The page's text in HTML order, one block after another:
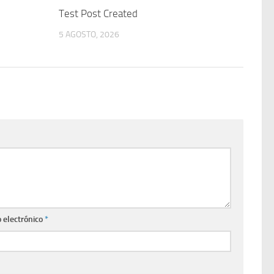
Test Post Created
5 AGOSTO, 2026
electrónico*